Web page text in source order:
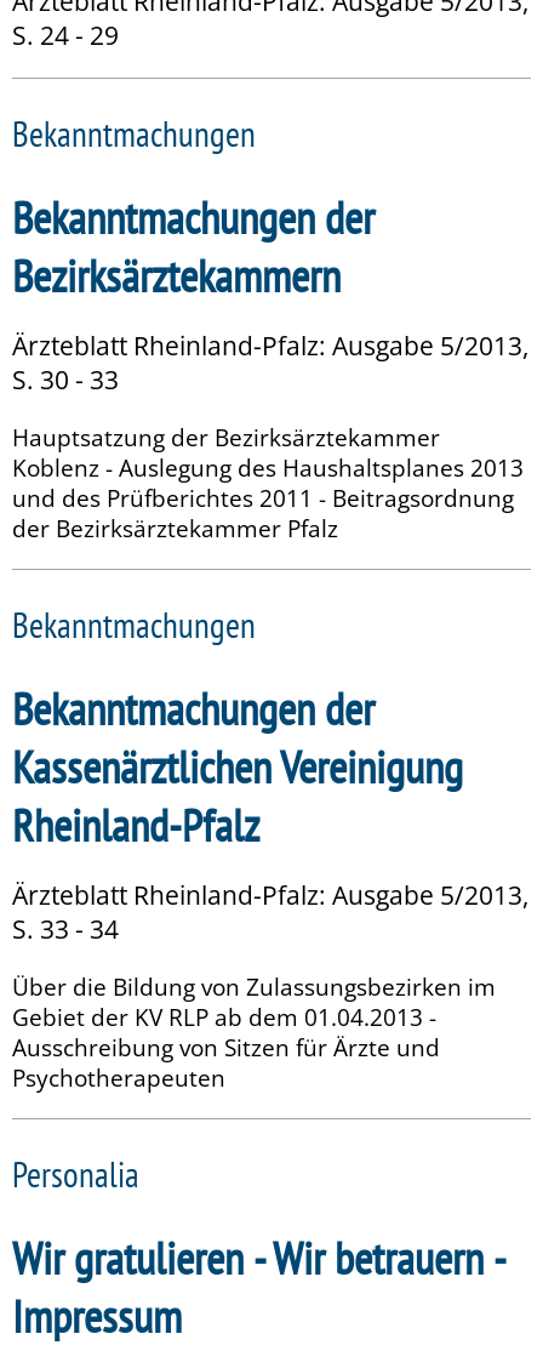
S. 24 - 29
Bekanntmachungen
Bekanntmachungen der
Bezirksärztekammern
Ärzteblatt Rheinland-Pfalz: Ausgabe 5/2013,
S. 30 - 33
Hauptsatzung der Bezirksärztekammer
Koblenz - Auslegung des Haushaltsplanes 2013
und des Prüfberichtes 2011 - Beitragsordnung
der Bezirksärztekammer Pfalz
Bekanntmachungen
Bekanntmachungen der
Kassenärztlichen Vereinigung
Rheinland-Pfalz
Ärzteblatt Rheinland-Pfalz: Ausgabe 5/2013,
S. 33 - 34
Über die Bildung von Zulassungsbezirken im
Gebiet der KV RLP ab dem 01.04.2013 -
Ausschreibung von Sitzen für Ärzte und
Psychotherapeuten
Personalia
Wir gratulieren - Wir betrauern -
Impressum